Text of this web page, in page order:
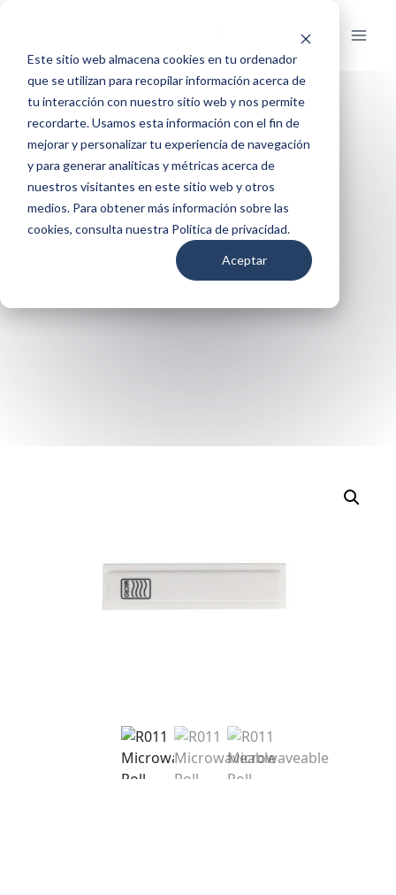
Este sitio web almacena cookies en tu ordenador
que se utilizan para recopilar información acerca de
tu interacción con nuestro sitio web y nos permite
recordarte. Usamos esta información con el fin de
mejorar y personalizar tu experiencia de navegación
y para generar analíticas y métricas acerca de
nuestros visitantes en este sitio web y otros
medios. Para obtener más información sobre las
cookies, consulta nuestra Política de privacidad.
Aceptar
content
Catálogo de
Productos